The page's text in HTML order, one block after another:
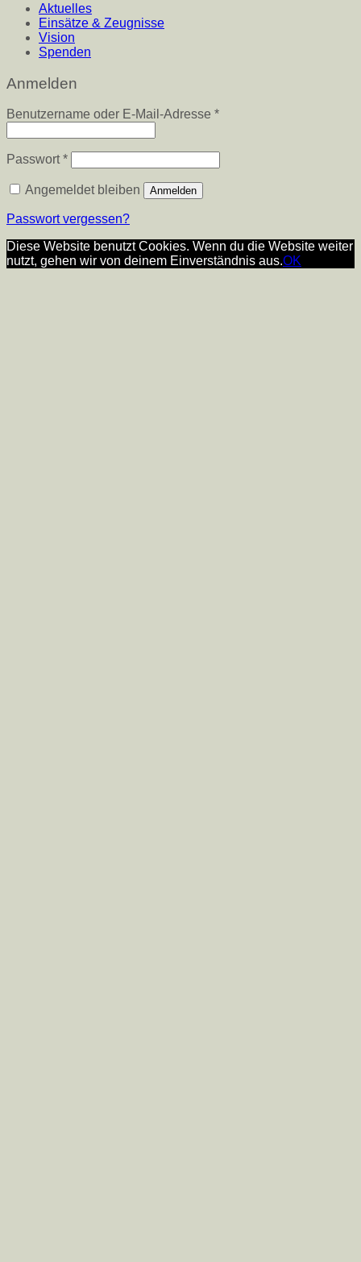
Aktuelles
Einsätze & Zeugnisse
Vision
Spenden
Anmelden
Benutzername oder E-Mail-Adresse *Erforderlich
Passwort*Erforderlich
Angemeldet bleiben Anmelden
Passwort vergessen?
Diese Website benutzt Cookies. Wenn du die Website weiter
nutzt, gehen wir von deinem Einverständnis aus.OK